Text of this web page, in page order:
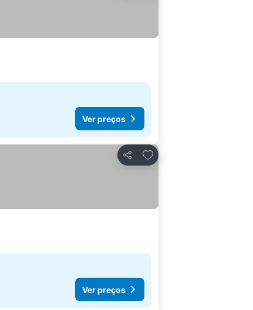
Ver preços
Partilhar
Adicionar aos favoritos
Ver preços